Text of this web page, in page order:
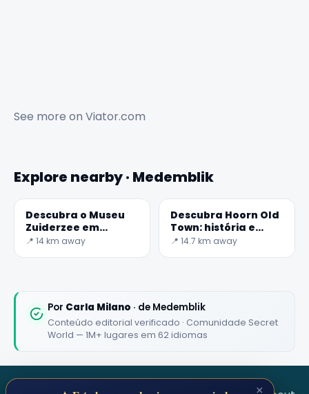
See more on Viator.com
Explore nearby · Medemblik
Descubra o Museu
Zuiderzee em
Enkhuizen: uma
📍 14 km away
Descubra Hoorn Old
Town: história e
belezas dos Países
📍 14.7 km away
Por Carla Milano · de Medemblik
Conteúdo editorial verificado · Comunidade Secret
World — 1M+ lugares em 62 idiomas
×